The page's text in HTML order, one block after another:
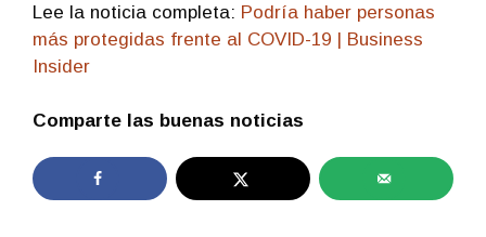
Lee la noticia completa: Podría haber personas
más protegidas frente al COVID-19 | Business
Insider
Comparte las buenas noticias